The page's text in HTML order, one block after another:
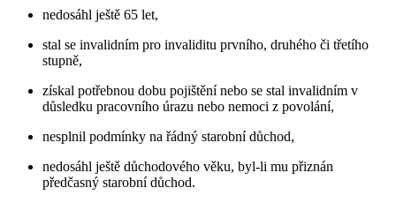
nedosáhl ještě 65 let,
stal se invalidním pro invaliditu prvního, druhého či třetího
stupně,
získal potřebnou dobu pojištění nebo se stal invalidním v
důsledku pracovního úrazu nebo nemoci z povolání,
nesplnil podmínky na řádný starobní důchod,
nedosáhl ještě důchodového věku, byl-li mu přiznán
předčasný starobní důchod.